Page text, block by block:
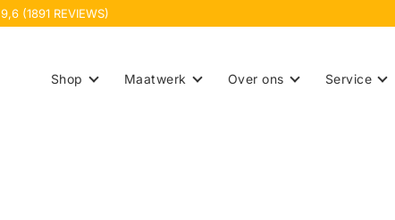
9,6 (1891 REVIEWS)
Shop Maatwerk Over ons Service